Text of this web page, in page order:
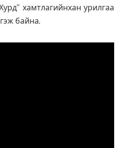
хамтлагийнхан урилгаа
байна.